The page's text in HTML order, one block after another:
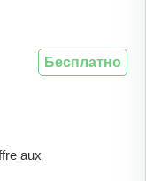
aux
Бесплатно